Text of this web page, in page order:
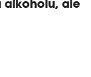
alkoholu, ale